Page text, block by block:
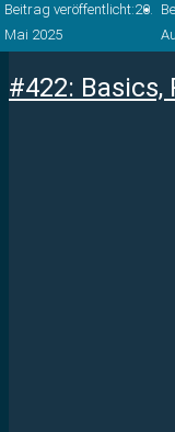
Beitrag veröffentlicht:20.
Mai 2025
#422: Basics,